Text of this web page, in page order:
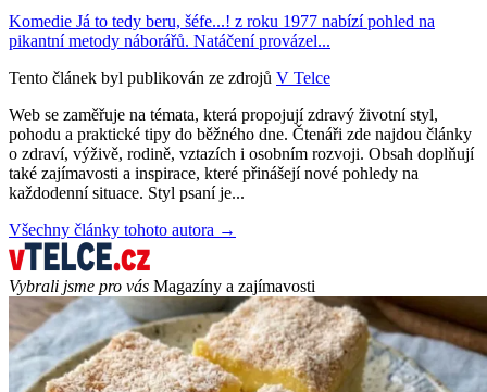
Komedie Já to tedy beru, šéfe...! z roku 1977 nabízí pohled na
pikantní metody náborářů. Natáčení provázel...
Tento článek byl publikován ze zdrojů V Telce
Web se zaměřuje na témata, která propojují zdravý životní styl,
pohodu a praktické tipy do běžného dne. Čtenáři zde najdou články
o zdraví, výživě, rodině, vztazích i osobním rozvoji. Obsah doplňují
také zajímavosti a inspirace, které přinášejí nové pohledy na
každodenní situace. Styl psaní je...
Všechny články tohoto autora →
Vybrali jsme pro vás Magazíny a zajímavosti